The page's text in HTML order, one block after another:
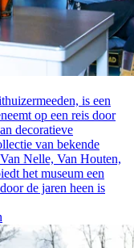
is een
op een reis door
decoratieve
van bekende
Nelle, Van Houten,
het museum een
de jaren heen is